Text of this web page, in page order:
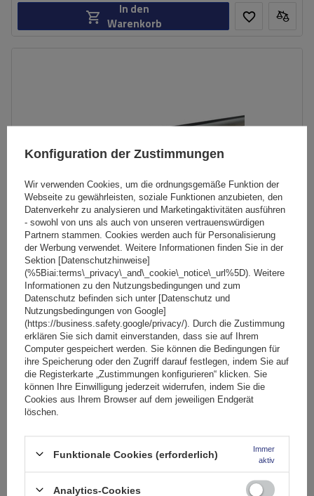
In den
Warenkorb
Mont Blanc AMC 5002-A46 Aluminium-Dachgepäckträger
181,49 €inkl. MwSt
Große Menge verfügbar Wir versenden schon am11. August
In den
Warenkorb
Konfiguration der Zustimmungen
Wir verwenden Cookies, um die ordnungsgemäße Funktion der
Webseite zu gewährleisten, soziale Funktionen anzubieten, den
Datenverkehr zu analysieren und Marketingaktivitäten ausführen
- sowohl von uns als auch von unseren vertrauenswürdigen
Partnern stammen. Cookies werden auch für Personalisierung
der Werbung verwendet. Weitere Informationen finden Sie in der
Sektion [Datenschutzhinweise]
(%5Biai:terms\_privacy\_and\_cookie\_notice\_url%5D). Weitere
Informationen zu den Nutzungsbedingungen und zum
Datenschutz befinden sich unter [Datenschutz und
Nutzungsbedingungen von Google]
(https://business.safety.google/privacy/). Durch die Zustimmung
erklären Sie sich damit einverstanden, dass sie auf Ihrem
Computer gespeichert werden. Sie können die Bedingungen für
ihre Speicherung oder den Zugriff darauf festlegen, indem Sie auf
die Registerkarte „Zustimmungen konfigurieren“ klicken. Sie
können Ihre Einwilligung jederzeit widerrufen, indem Sie die
Cookies aus Ihrem Browser auf dem jeweiligen Endgerät
löschen.
Funktionale Cookies (erforderlich)
Immer
aktiv
Analytics-Cookies